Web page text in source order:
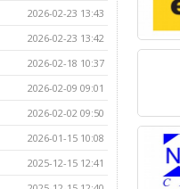
2026-02-23 13:43
2026-02-23 13:42
2026-02-18 10:37
2026-02-09 09:01
2026-02-02 09:50
2026-01-15 10:08
2025-12-15 12:41